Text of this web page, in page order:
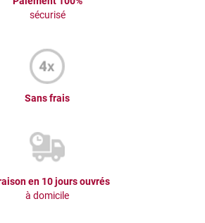
sécurisé
Sans frais
en 10 jours ouvrés
à domicile